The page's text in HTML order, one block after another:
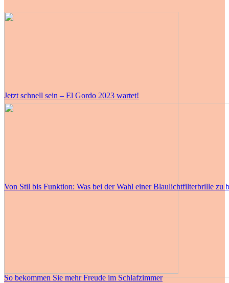
Jetzt schnell sein – El Gordo 2023 wartet!
Von Stil bis Funktion: Was bei der Wahl einer Blaulichtfilterbrille zu
So bekommen Sie mehr Freude im Schlafzimmer